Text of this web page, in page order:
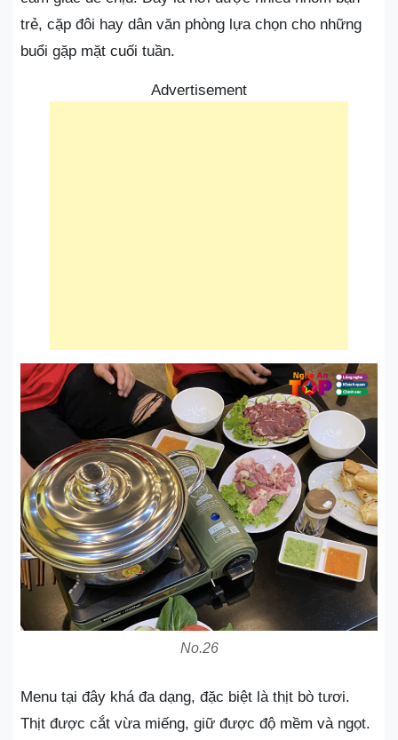
trẻ, cặp đôi hay dân văn phòng lựa chọn cho những
buổi gặp mặt cuối tuần.
Advertisement
No.26
Menu tại đây khá đa dạng, đặc biệt là thịt bò tươi.
Thịt được cắt vừa miếng, giữ được độ mềm và ngọt.